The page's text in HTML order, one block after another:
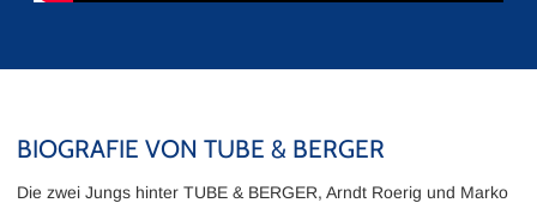
BIOGRAFIE VON TUBE & BERGER
Die zwei Jungs hinter TUBE & BERGER, Arndt Roerig und Marko